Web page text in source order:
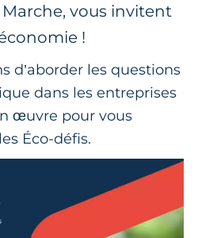
vous invitent
!
d’aborder les questions
dans les entreprises
œuvre pour vous
Éco-défis.